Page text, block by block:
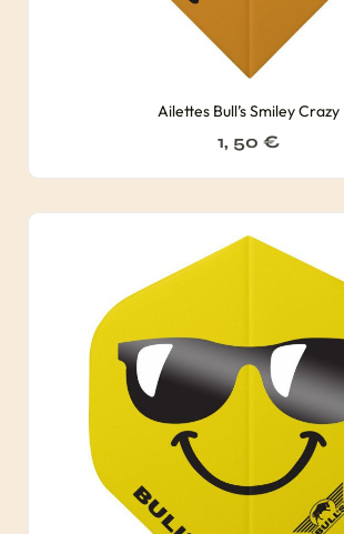
Ailettes Bull’s Smiley Crazy
1, 50 €